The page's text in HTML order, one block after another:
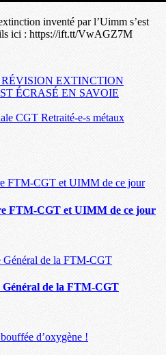
inventé par l’Uimm s’est
ici : https://ift.tt/VwAGZ7M
EXTINCTION
ÉCRASÉ EN SAVOIE
CGT Retraité-e-s métaux
FTM-CGT et UIMM de ce jour
Général de la FTM-CGT